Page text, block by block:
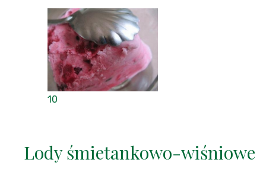
10
Lody śmietankowo-wiśniowe